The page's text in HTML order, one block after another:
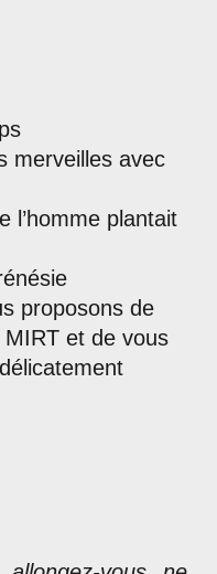
merveilles avec
l’homme plantait
proposons de
et de vous